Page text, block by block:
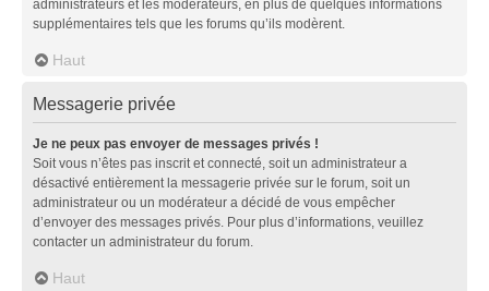
administrateurs et les modérateurs, en plus de quelques informations
supplémentaires tels que les forums qu’ils modèrent.
Haut
Messagerie privée
Je ne peux pas envoyer de messages privés !
Soit vous n’êtes pas inscrit et connecté, soit un administrateur a
désactivé entièrement la messagerie privée sur le forum, soit un
administrateur ou un modérateur a décidé de vous empêcher
d’envoyer des messages privés. Pour plus d’informations, veuillez
contacter un administrateur du forum.
Haut